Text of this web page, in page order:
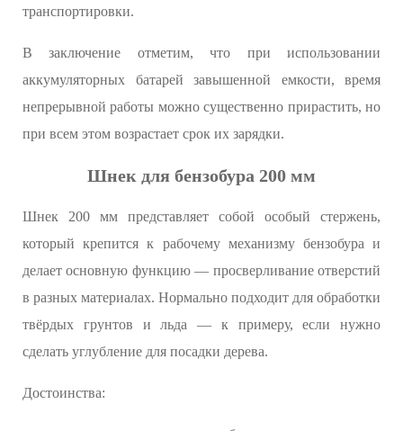
транспортировки.
В заключение отметим, что при использовании
аккумуляторных батарей завышенной емкости, время
непрерывной работы можно существенно прирастить, но
при всем этом возрастает срок их зарядки.
Шнек для бензобура 200 мм
Шнек 200 мм представляет собой особый стержень,
который крепится к рабочему механизму бензобура и
делает основную функцию — просверливание отверстий
в разных материалах. Нормально подходит для обработки
твёрдых грунтов и льда — к примеру, если нужно
сделать углубление для посадки дерева.
Достоинства: